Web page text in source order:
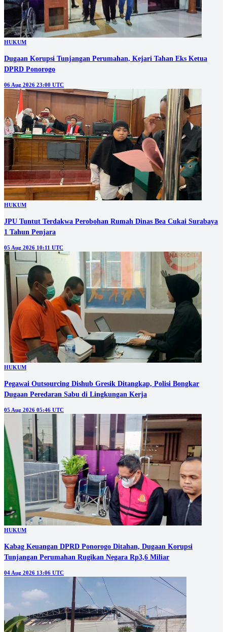
HUKUM
Dugaan Korupsi Tunjangan Perumahan, Kejari Tahan Eks Ketua
DPRD Ponorogo
06 Aug 2026 23:00 UTC
HUKUM
JPU Tuntut Terdakwa Perobohan Rumah Dinas Bea Cukai Surabaya
1 Tahun Penjara
05 Aug 2026 10:11 UTC
HUKUM
Pegawai Outsourcing Dishub Gresik Ditangkap, Polisi Bongkar
Dugaan Peredaran Sabu di Lingkungan Kerja
05 Aug 2026 05:46 UTC
HUKUM
Kabag Keuangan DPRD Ponorogo Ditahan, Dugaan Korupsi
Tunjangan Perumahan Rugikan Negara Rp3,6 Miliar
04 Aug 2026 13:06 UTC